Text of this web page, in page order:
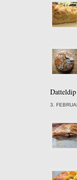
Datteldip
3.